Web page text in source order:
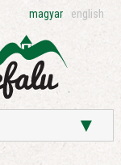
magyar english
▼